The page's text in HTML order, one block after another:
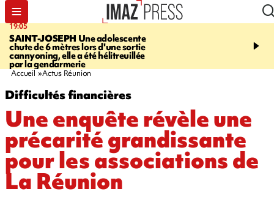
19:05
SAINT-JOSEPH Une adolescente
chute de 6 mètres lors d'une sortie
cannyoning, elle a été hélitreuillée
par la gendarmerie
20:44
rouée de coups,
Accueil Actus Réunion
Difficultés financières
Une enquête révèle une
précarité grandissante
pour les associations de
La Réunion